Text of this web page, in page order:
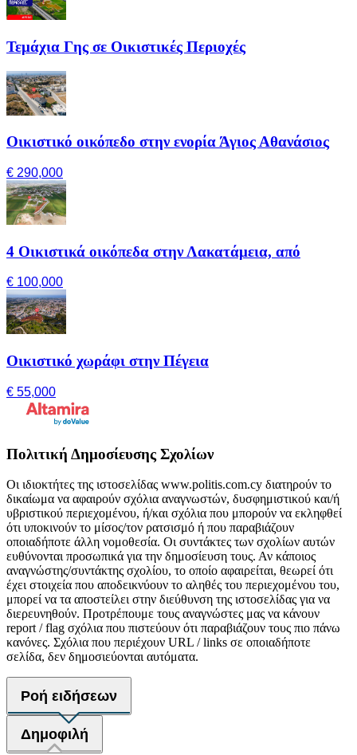
Τεμάχια Γης σε Οικιστικές Περιοχές
Οικιστικό οικόπεδο στην ενορία Άγιος Αθανάσιος
€ 290,000
4 Οικιστικά οικόπεδα στην Λακατάμεια, από
€ 100,000
Οικιστικό χωράφι στην Πέγεια
€ 55,000
Πολιτική Δημοσίευσης Σχολίων
Οι ιδιοκτήτες της ιστοσελίδας www.politis.com.cy διατηρούν το
δικαίωμα να αφαιρούν σχόλια αναγνωστών, δυσφημιστικού και/ή
υβριστικού περιεχομένου, ή/και σχόλια που μπορούν να εκληφθεί
ότι υποκινούν το μίσος/τον ρατσισμό ή που παραβιάζουν
οποιαδήποτε άλλη νομοθεσία. Οι συντάκτες των σχολίων αυτών
ευθύνονται προσωπικά για την δημοσίευση τους. Αν κάποιος
αναγνώστης/συντάκτης σχολίου, το οποίο αφαιρείται, θεωρεί ότι
έχει στοιχεία που αποδεικνύουν το αληθές του περιεχομένου του,
μπορεί να τα αποστείλει στην διεύθυνση της ιστοσελίδας για να
διερευνηθούν. Προτρέπουμε τους αναγνώστες μας να κάνουν
report / flag σχόλια που πιστεύουν ότι παραβιάζουν τους πιο πάνω
κανόνες. Σχόλια που περιέχουν URL / links σε οποιαδήποτε
σελίδα, δεν δημοσιεύονται αυτόματα.
Ροή ειδήσεων
Δημοφιλή